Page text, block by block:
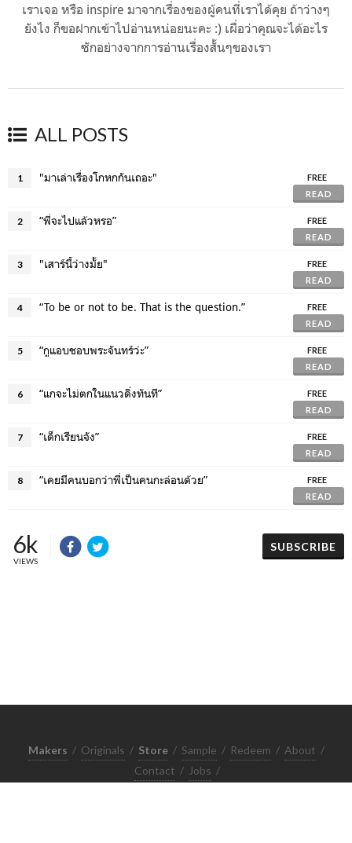
เราเจอ หรือ inspire มาจากเรื่องของผู้คนที่เราได้คุย ถ้าว่างๆ
ยังไง ก็ขอฝากเข้าไปอ่านหน่อยนะคะ :) เผื่อว่าคุณจะได้อะไร
ซักอย่างจากการอ่านเรื่องสั้นๆของเรา
ALL POSTS
1 "มาเล่าเรื่องโกหกกันเถอะ"
FREE
READ
2 “พี่จะไปแล้วหรอ”
FREE
READ
3 "เสาร์นี้ว่างมั้ย"
FREE
READ
4 “To be or not to be. That is the question.”
FREE
READ
5 “กูแอบชอบพระจันทร์ว่ะ”
FREE
READ
6 “แกจะไม่ตกในแนวดิ่งทันที”
FREE
READ
7 “เด็กเรียนจัง”
FREE
READ
8 “เคยมีคนบอกว่าพี่เป็นคนกะล่อนด้วย”
FREE
READ
6k
VIEWS
SUBSCRIBE
Makers / Originals / Store / Sample / Redeem / About /
Contact / Jobs /